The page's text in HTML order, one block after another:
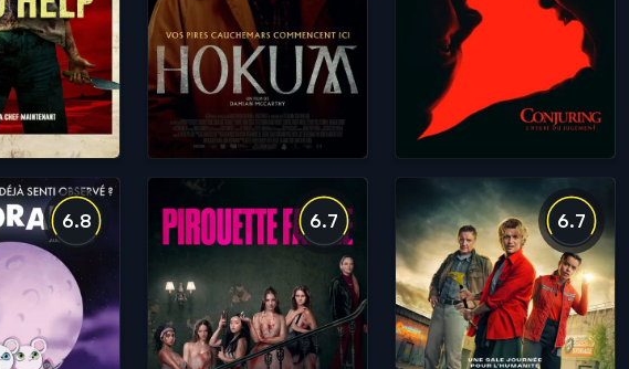
6.8 6.7 6.7